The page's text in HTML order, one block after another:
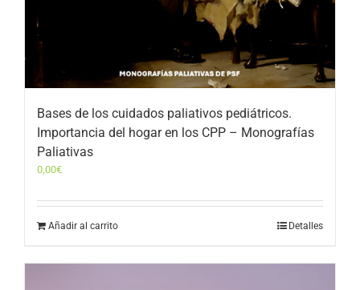
Bases de los cuidados paliativos pediátricos.
Importancia del hogar en los CPP – Monografías
Paliativas
0,00€
Añadir al carrito Detalles